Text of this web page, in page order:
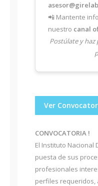
📲 Mantente
nuestro canal
Postúlate y
Ver
CONVOCATORIA !
El Instituto Nacional
puesta de sus
profesionales
perfiles requeridos,